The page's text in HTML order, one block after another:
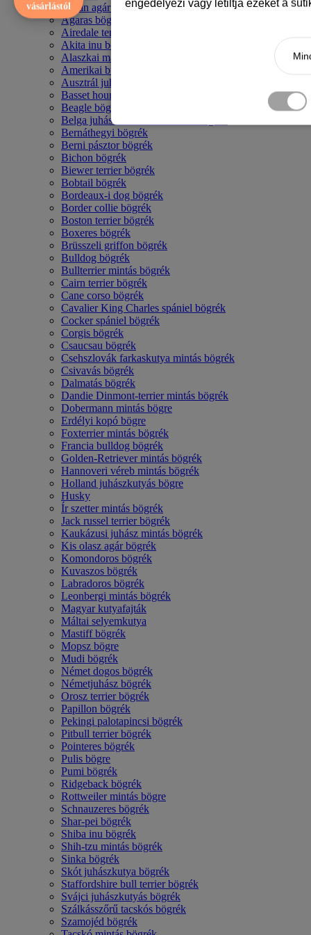
Afgán agár bögrék
Agaras bögrék
Airedale terrier mintás bögre
Akita inu bögrék
Alaszkai malamut bögrék
Amerikai bulldog mintás bögrék
Ausztrál juhászkutya bögrék
Basset hound mintás bögrék
Beagle bögrék
Belga juhász - malinois mintás bögrék
Bernáthegyi bögrék
Berni pásztor bögrék
Bichon bögrék
Biewer terrier bögrék
Bobtail bögrék
Bordeaux-i dog bögrék
Border collie bögrék
Boston terrier bögrék
Boxeres bögrék
Brüsszeli griffon bögrék
Bulldog bögrék
Bullterrier mintás bögrék
Cairn terrier bögrék
Cane corso bögrék
Cavalier King Charles spániel bögrék
Cocker spániel bögrék
Corgis bögrék
Csaucsau bögrék
Csehszlovák farkaskutya mintás bögrék
Csivavás bögrék
Dalmatás bögrék
Dandie Dinmont-terrier mintás bögrék
Dobermann mintás bögre
Erdélyi kopó bögre
Foxterrier mintás bögrék
Francia bulldog bögrék
Golden-Retriever mintás bögrék
Hannoveri véreb mintás bögrék
Holland juhászkutyás bögre
Husky
Ír szetter mintás bögrék
Jack russel terrier bögrék
Kaukázusi juhász mintás bögrék
Kis olasz agár bögrék
Komondoros bögrék
Kuvaszos bögrék
Labradoros bögrék
Leonbergi mintás bögrék
Magyar kutyafajták
Máltai selyemkutya
Mastiff bögrék
Mopsz bögre
Mudi bögrék
Német dogos bögrék
Németjuhász bögrék
Orosz terrier bögrék
Papillon bögrék
Pekingi palotapincsi bögrék
Pitbull terrier bögrék
Pointeres bögrék
Pulis bögre
Pumi bögrék
Ridgeback bögrék
Rottweiler mintás bögre
Schnauzeres bögrék
Shar-pei bögrék
Shiba inu bögrék
Shih-tzu mintás bögrék
Sinka bögrék
Skót juhászkutya bögrék
Staffordshire bull terrier bögrék
Svájci juhászkutyás bögrék
Szálkásszőrű tacskós bögrék
Szamojéd bögrék
vásárlástól
engedélyezi vagy letiltja ezeket a